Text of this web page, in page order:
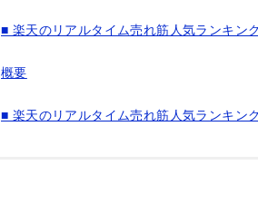
■ 楽天のリアルタイム売れ筋人気ランキン
概要
■ 楽天のリアルタイム売れ筋人気ランキン